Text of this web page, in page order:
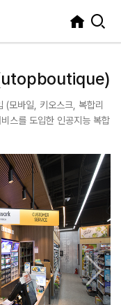
(utopboutique)
(모바일, 키오스크, 복합리
스를 도입한 인공지능 복합